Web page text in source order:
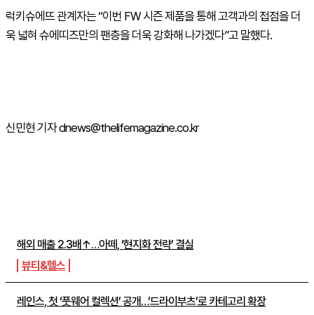
해외 매출 2.3배↑…아떼, ‘현지화 전략’ 결실
뷰티&헬스
레인스, 첫 ‘풋웨어 컬렉션’ 공개…’드라이부츠’로 카테고리 확장
럭키슈에뜨 관계자는 “이번 FW시즌 제품을 통해 고객과의 접점을 더
욱 넓혀 슈에띠즈만의 팬층을 더욱 강화해 나가겠다”고 말했다.
신민현 기자 dnews@thelifemagazine.co.kr